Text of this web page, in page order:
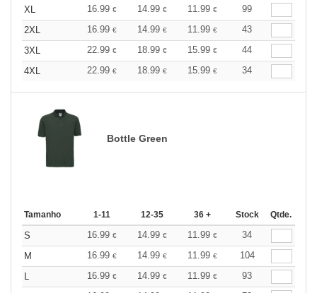
XL
16.99 € 14.99 € 11.99 €
99
2XL
16.99 € 14.99 € 11.99 €
43
3XL
22.99 € 18.99 € 15.99 €
44
4XL
22.99 € 18.99 € 15.99 € 34
Bottle Green
Tamanho 1-11 12-35 36 + Stock Qtde.
S 16.99 € 14.99 € 11.99 €
34
M
16.99 € 14.99 € 11.99 €
104
L
16.99 € 14.99 € 11.99 €
93